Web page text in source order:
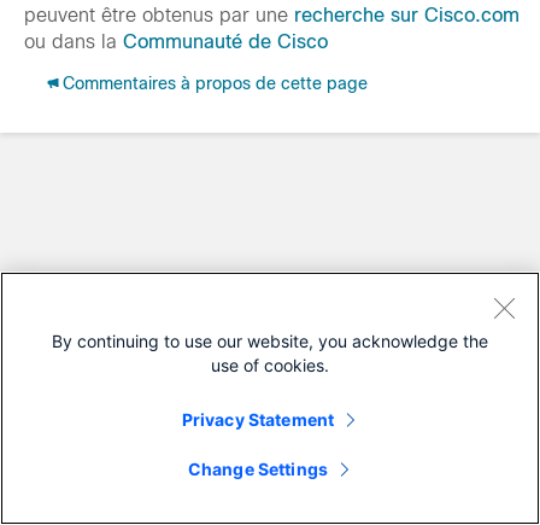
peuvent être obtenus par une recherche sur Cisco.com
ou dans la Communauté de Cisco
Commentaires à propos de cette page
By continuing to use our website, you acknowledge the
use of cookies.
Privacy Statement
Change Settings